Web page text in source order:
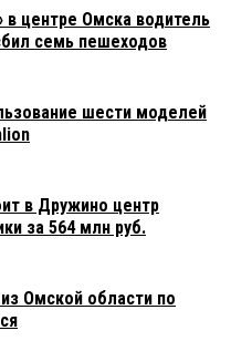
в центре Омска водитель
семь пешеходов
шести моделей
в Дружино центр
за 564 млн руб.
Омской области по